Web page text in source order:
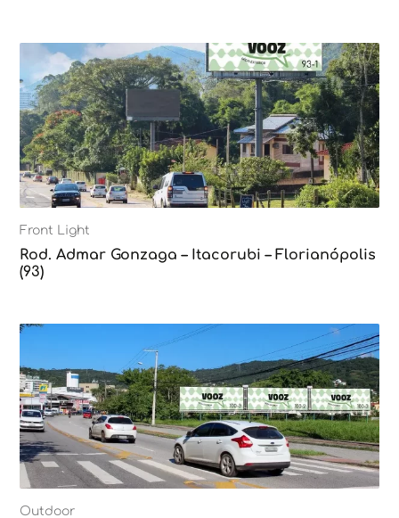
Front Light
Rod. Admar Gonzaga – Itacorubi – Florianópolis
(93)
Outdoor